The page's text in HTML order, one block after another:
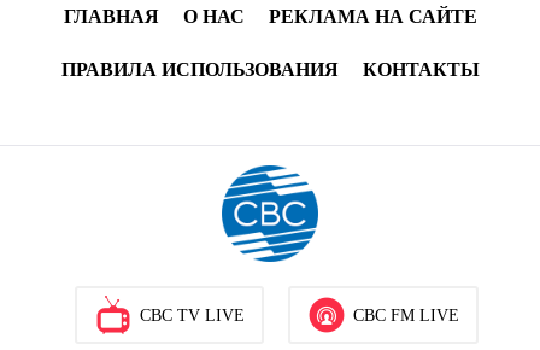
ГЛАВНАЯ О НАС РЕКЛАМА НА САЙТЕ
ПРАВИЛА ИСПОЛЬЗОВАНИЯ КОНТАКТЫ
CBC TV LIVE CBC FM LIVE